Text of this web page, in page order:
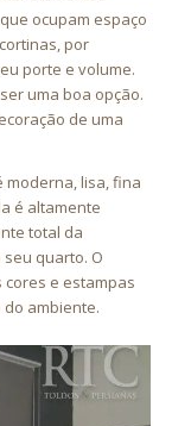
ocupam espaço
por
porte e volume.
uma boa opção.
de uma
moderna, lisa, fina
é altamente
total da
quarto. O
e estampas
ambiente.